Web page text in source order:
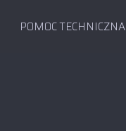
POMOC TECHNICZNA